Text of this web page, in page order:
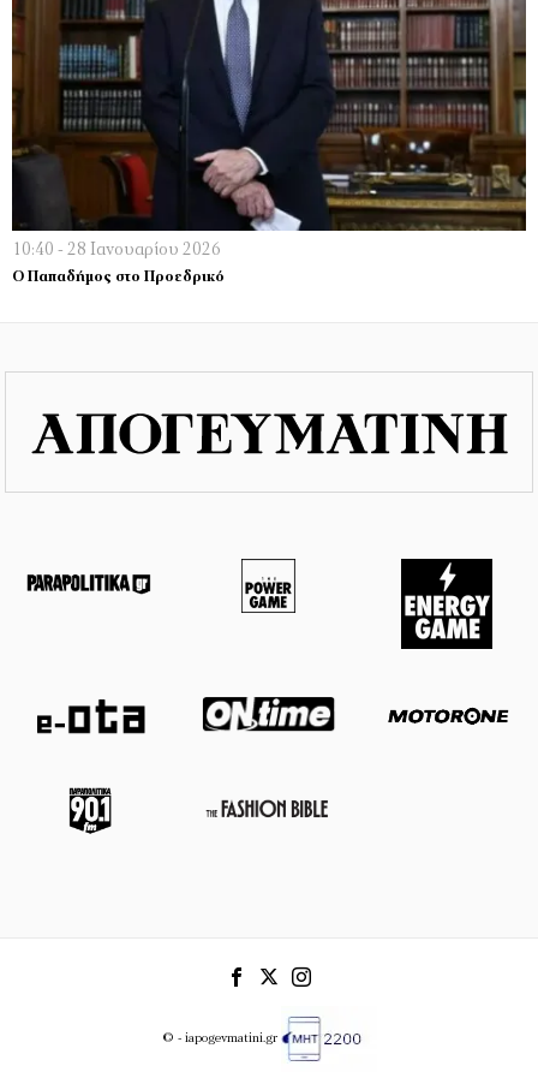
10:40 - 28 Ιανουαρίου 2026
Ο Παπαδήμος στο Προεδρικό
© - iapogevmatini.gr